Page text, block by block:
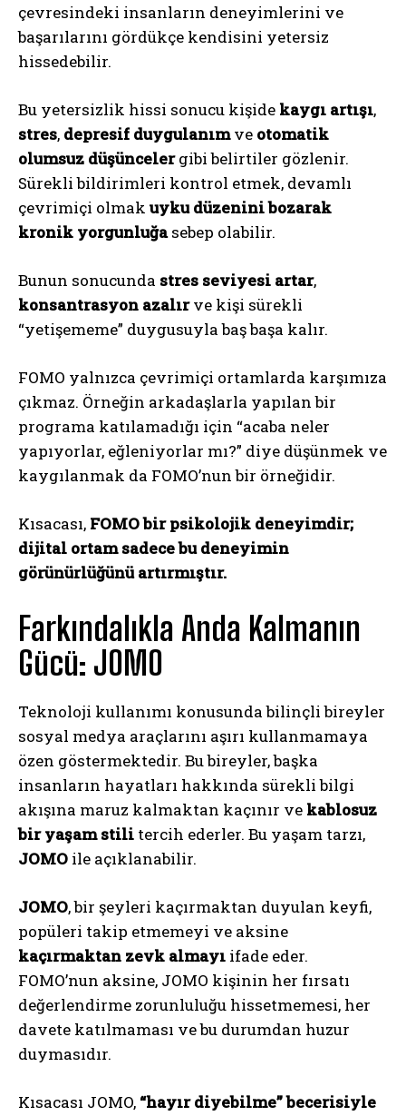
çevresindeki insanların deneyimlerini ve
başarılarını gördükçe kendisini yetersiz
hissedebilir.
Bu yetersizlik hissi sonucu kişide kaygı artışı,
stres, depresif duygulanımve otomatik
olumsuz düşüncelergibi belirtiler gözlenir.
Sürekli bildirimleri kontrol etmek, devamlı
çevrimiçi olmak uyku düzenini bozarak
kronik yorgunluğasebep olabilir.
Bunun sonucunda stres seviyesi artar,
konsantrasyon azalırve kişi sürekli
“yetişememe” duygusuyla baş başa kalır.
FOMO yalnızca çevrimiçi ortamlarda karşımıza
çıkmaz. Örneğin arkadaşlarla yapılan bir
programa katılamadığı için “acaba neler
yapıyorlar, eğleniyorlar mı?” diye düşünmek ve
kaygılanmak da FOMO’nun bir örneğidir.
Kısacası, FOMO bir psikolojik deneyimdir;
dijital ortam sadece bu deneyimin
görünürlüğünü artırmıştır.
Farkındalıkla Anda Kalmanın
Gücü: JOMO
Teknoloji kullanımı konusunda bilinçli bireyler
sosyal medya araçlarını aşırı kullanmamaya
özen göstermektedir. Bu bireyler, başka
insanların hayatları hakkında sürekli bilgi
akışına maruz kalmaktan kaçınır ve kablosuz
bir yaşam stili tercih ederler. Bu yaşam tarzı,
JOMO ile açıklanabilir.
JOMO, bir şeyleri kaçırmaktan duyulan keyfi,
popüleri takip etmemeyi ve aksine
kaçırmaktan zevk almayı ifade eder.
FOMO’nun aksine, JOMO kişinin her fırsatı
değerlendirme zorunluluğu hissetmemesi, her
davete katılmaması ve bu durumdan huzur
duymasıdır.
Kısacası JOMO, “hayır diyebilme” becerisiyle